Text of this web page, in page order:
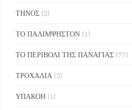
ΤΗΝΟΣ (2)
ΤΟ ΠΑΛΙΜΨΗΣΤΟΝ (1)
ΤΟ ΠΕΡΙΒΟΛΙ ΤΗΣ ΠΑΝΑΓΙΑΣ (77)
ΤΡΟΧΑΛΙΑ (3)
ΥΠΑΚΟΗ (1)